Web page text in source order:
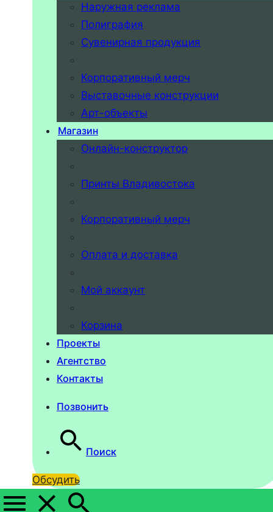
Наружная реклама
Полиграфия
Сувенирная продукция
Корпоративный мерч
Выставочные конструкции
Арт-объекты
Магазин
Онлайн-конструктор
Принты Владивостока
Корпоративный мерч
Оплата и доставка
Мой аккаунт
Корзина
Проекты
Агентство
Контакты
Позвонить
Поиск
Обсудить